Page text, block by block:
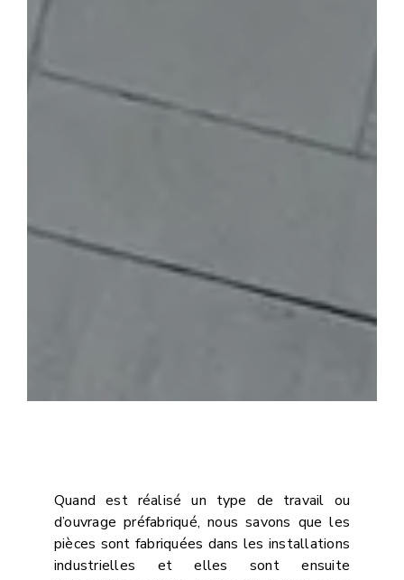
Quand est réalisé un type de travail ou
d’ouvrage préfabriqué, nous savons que les
pièces sont fabriquées dans les installations
industrielles et elles sont ensuite